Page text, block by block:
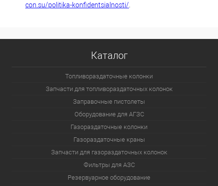
con.su/politika-konfidentsialnosti/
Каталог
Топливораздаточные колонки
Запчасти для топливораздаточных колонок
Заправочные пистолеты
Оборудование для АГЗС
Газораздаточные колонки
Газораздаточные краны
Запчасти для газораздаточных колонок
Фильтры для АЗС
Резервуарное оборудование